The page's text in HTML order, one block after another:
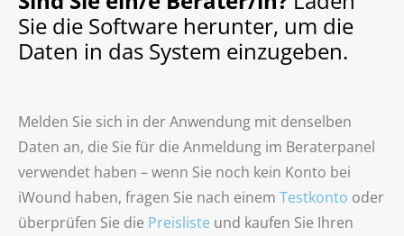
Sie die Software herunter, um die
Daten in das System einzugeben.
Melden Sie sich in der Anwendung mit denselben
Daten an, die Sie für die Anmeldung im Beraterpanel
verwendet haben – wenn Sie noch kein Konto bei
iWound haben, fragen Sie nach einem Testkonto oder
überprüfen Sie die Preisliste und kaufen Sie Ihren